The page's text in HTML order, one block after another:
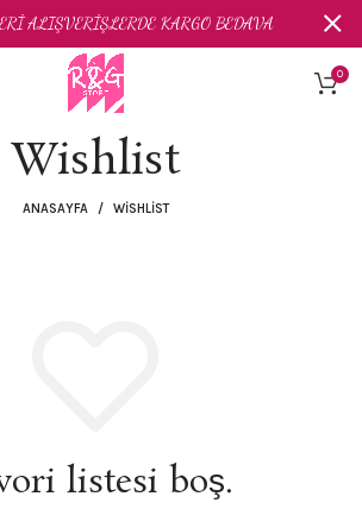
0
Wishlist
ANASAYFA WISHLIST
listesi boş.
ALIŞVERİŞLERDE KARGO BEDAVA